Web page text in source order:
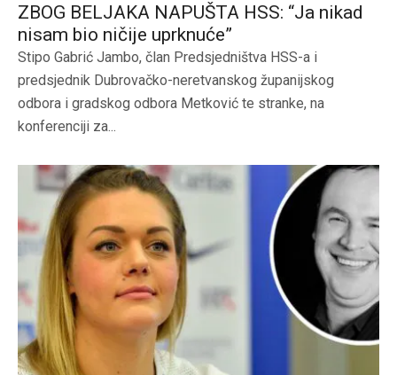
ZBOG BELJAKA NAPUŠTA HSS: “Ja nikad
nisam bio ničije uprknuće”
Stipo Gabrić Jambo, član Predsjedništva HSS-a i
predsjednik Dubrovačko-neretvanskog županijskog
odbora i gradskog odbora Metković te stranke, na
konferenciji za...